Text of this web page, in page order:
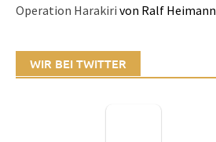
Operation Harakiri von Ralf Heimann
WIR BEI TWITTER